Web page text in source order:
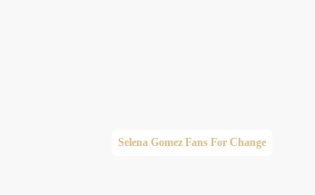
Selena Gomez Fans For Change